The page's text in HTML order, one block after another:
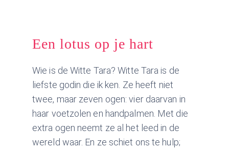
Een lotus op je hart
Wie is de Witte Tara? Witte Tara is de
liefste godin die ik ken. Ze heeft niet
twee, maar zeven ogen: vier daarvan in
haar voetzolen en handpalmen. Met die
extra ogen neemt ze al het leed in de
wereld waar. En ze schiet ons te hulp;